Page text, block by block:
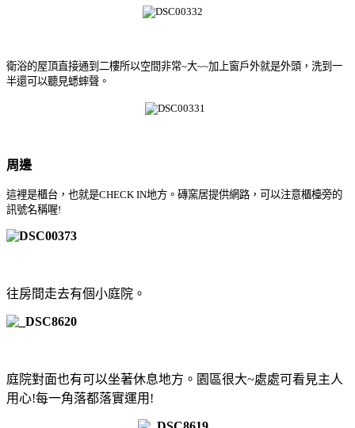
衛浴的屋頂直接通到二樓所以空間非常~大~~加上窗戶外就是外頭，洗到一
半還可以聽見蟋蟀聲。
周邊
這裡是櫃台，也就是CHECK IN地方。磚窯居提供網路，可以注意櫃檯旁的
訊號名稱喔!
往房間走去有個小庭院。
庭院對面也有可以坐著休息地方。園區很大~處處可看見主人
用心!每一角落都落實運用!